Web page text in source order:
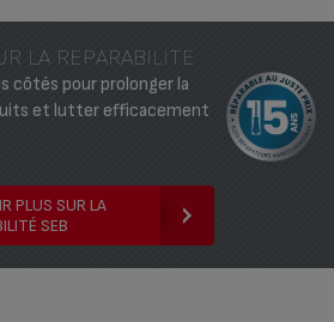
LA REPARABILITE
côtés pour prolonger la
et lutter efficacement
PLUS SUR LA
SEB